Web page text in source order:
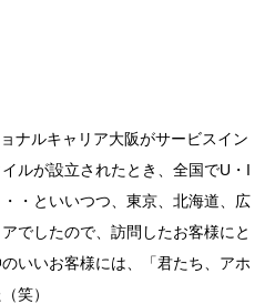
ナルキャリア大阪がサービスイン
ルが設立されたとき、全国でU・I
・といいつつ、東京、北海道、広
でしたので、訪問したお客様にと
いいお客様には、「君たち、アホ
笑）